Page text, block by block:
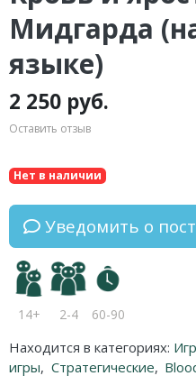
Мидгарда
языке)
2 250 руб.
Оставить отзыв
Нет в наличии
Уведомить о
14+ 2-4 60-90
Находится в категориях:
игры, Стратегические,